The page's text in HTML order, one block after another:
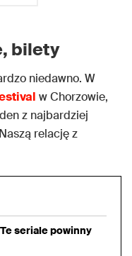
bilety
niedawno. W
w Chorzowie,
z najbardziej
relację z
seriale powinny